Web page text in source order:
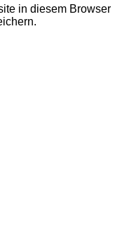
in diesem Browser